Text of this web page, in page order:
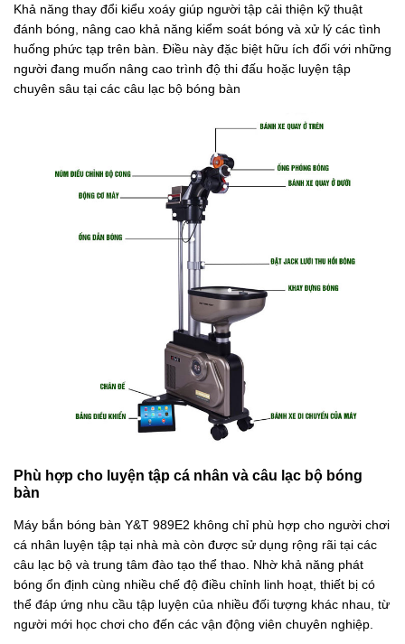
Khả năng thay đổi kiểu xoáy giúp người tập cải thiện kỹ thuật
đánh bóng, nâng cao khả năng kiểm soát bóng và xử lý các tình
huống phức tạp trên bàn. Điều này đặc biệt hữu ích đối với những
người đang muốn nâng cao trình độ thi đấu hoặc luyện tập
chuyên sâu tại các câu lạc bộ bóng bàn
Phù hợp cho luyện tập cá nhân và câu lạc bộ bóng
bàn
Máy bắn bóng bàn Y&T 989E2 không chỉ phù hợp cho người chơi
cá nhân luyện tập tại nhà mà còn được sử dụng rộng rãi tại các
câu lạc bộ và trung tâm đào tạo thể thao. Nhờ khả năng phát
bóng ổn định cùng nhiều chế độ điều chỉnh linh hoạt, thiết bị có
thể đáp ứng nhu cầu tập luyện của nhiều đối tượng khác nhau, từ
người mới học chơi cho đến các vận động viên chuyên nghiệp.